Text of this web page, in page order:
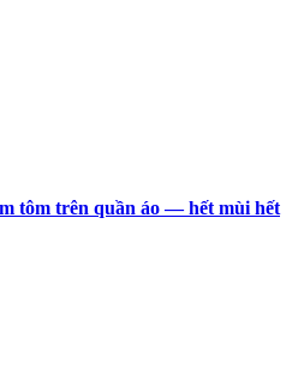
tôm trên quần áo — hết mùi hết